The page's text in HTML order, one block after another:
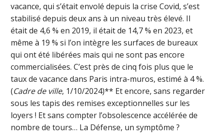
vacance, qui s’était envolé depuis la crise Covid, s’est
stabilisé depuis deux ans à un niveau très élevé. Il
était de 4,6 % en 2019, il était de 14,7 % en 2023, et
même à 19 % si l’on intègre les surfaces de bureaux
qui ont été libérées mais qui ne sont pas encore
commercialisées. C’est près de cinq fois plus que le
taux de vacance dans Paris intra-muros, estimé à 4 %.
(Cadre de ville, 1/10/2024)** Et encore, sans regarder
sous les tapis des remises exceptionnelles sur les
loyers ! Et sans compter l’obsolescence accélérée de
nombre de tours… La Défense, un symptôme ?